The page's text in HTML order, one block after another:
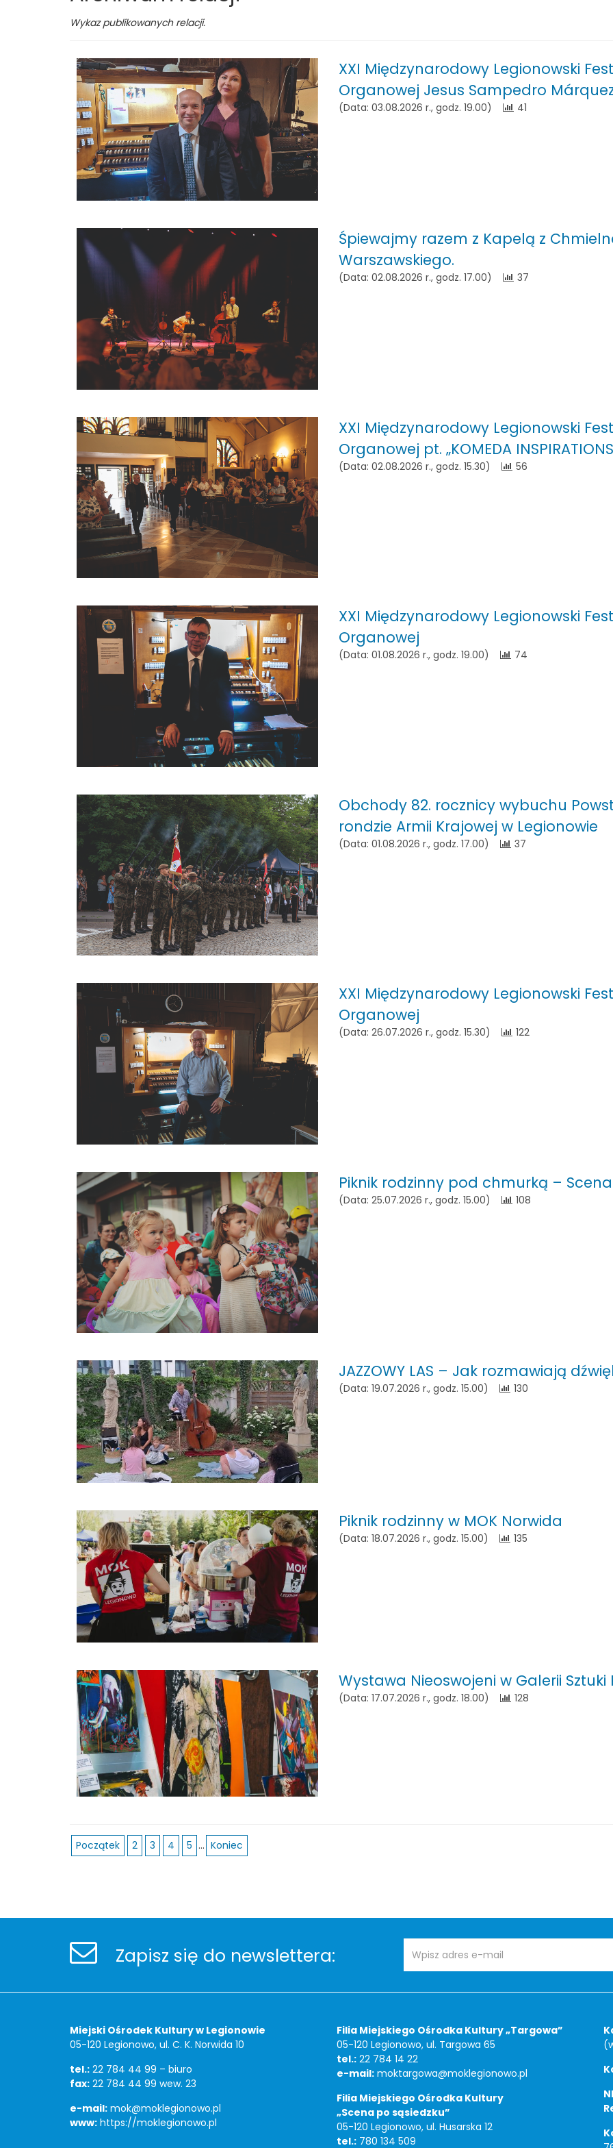
Wykaz publikowanych relacji.
XXI Międzynarodowy Legionowski
Organowej Jesus Sampedro
(Data: 03.08.2026 r., godz. 19.00) 41
Śpiewajmy razem z Kapelą z
Warszawskiego.
(Data: 02.08.2026 r., godz. 17.00) 37
XXI Międzynarodowy Legionowski
Organowej pt. „KOMEDA
(Data: 02.08.2026 r., godz. 15.30) 56
XXI Międzynarodowy Legionowski
Organowej
(Data: 01.08.2026 r., godz. 19.00) 74
Obchody 82. rocznicy wybuchu
rondzie Armii Krajowej w Legionowie
(Data: 01.08.2026 r., godz. 17.00) 37
XXI Międzynarodowy Legionowski
Organowej
(Data: 26.07.2026 r., godz. 15.30) 122
Piknik rodzinny pod chmurką –
(Data: 25.07.2026 r., godz. 15.00) 108
JAZZOWY LAS – Jak rozmawiają
(Data: 19.07.2026 r., godz. 15.00) 130
Piknik rodzinny w MOK Norwida
(Data: 18.07.2026 r., godz. 15.00) 135
Wystawa Nieoswojeni w Galerii Sztuki
(Data: 17.07.2026 r., godz. 18.00) 128
Początek 2 3 4 5 ... Koniec
Zapisz się do newslettera: Newsletter
e-
mail:
Miejski Ośrodek Kultury w Legionowie
05-120 Legionowo, ul. C. K. Norwida 10
tel.: 22 784 44 99 – biuro
fax: 22 784 44 99 wew. 23
e-mail: mok@moklegionowo.pl
www: https://moklegionowo.pl
Filia Miejskiego Ośrodka Kultury „Targowa”
05-120 Legionowo, ul. Targowa 65
tel.: 22 784 14 22
e-mail: moktargowa@moklegionowo.pl
Filia Miejskiego Ośrodka Kultury
„Scena po sąsiedzku”
05-120 Legionowo, ul. Husarska 12
tel.: 780 134 509